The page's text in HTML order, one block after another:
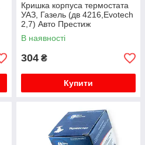
Кришка корпуса термостата
УАЗ, Газель (дв 4216,Evotech
2,7) Авто Престиж
В наявності
304 ₴
Купити